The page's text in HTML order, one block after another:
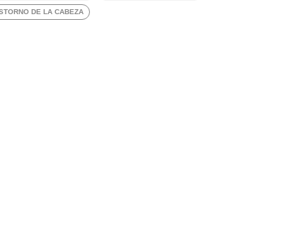
DE LA CABEZA